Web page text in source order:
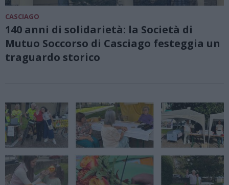
CASCIAGO
140 anni di solidarietà: la Società di
Mutuo Soccorso di Casciago festeggia un
traguardo storico